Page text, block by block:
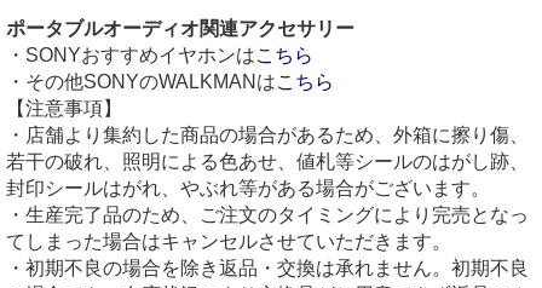
ポータブルオーディオ関連アクセサリー
・SONYおすすめイヤホンはこちら
・その他SONYのWALKMANはこちら
【注意事項】
・店舗より集約した商品の場合があるため、外箱に擦り傷、
若干の破れ、照明による色あせ、値札等シールのはがし跡、
封印シールはがれ、やぶれ等がある場合がございます。
・生産完了品のため、ご注文のタイミングにより完売となっ
てしまった場合はキャンセルさせていただきます。
・初期不良の場合を除き返品・交換は承れません。初期不良